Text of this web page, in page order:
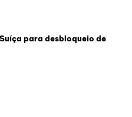
para desbloqueio de